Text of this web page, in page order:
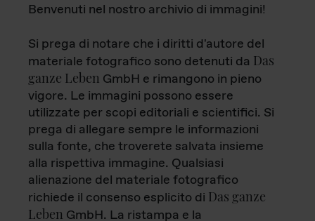
Benvenuti nel nostro archivio di immagini!
Si prega di notare che i diritti d'autore del
materiale fotografico sono detenuti da Das
ganze Leben GmbH e rimangono in pieno
vigore. Le immagini possono essere
utilizzate per scopi editoriali e scientifici. Si
prega di allegare sempre le informazioni
sulla fonte, che troverete salvata insieme
alla rispettiva immagine. Qualsiasi
alienazione del materiale fotografico
richiede il consenso esplicito di Das ganze
Leben GmbH. La ristampa e la